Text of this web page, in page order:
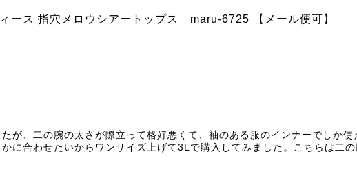
ース 指穴メロウシアートップス maru-6725 【メール便可】
が、二の腕の太さが際立って格好悪くて、袖のある服のインナーでしか使
に合わせたいからワンサイズ上げて3Lで購入してみました。こちらは二